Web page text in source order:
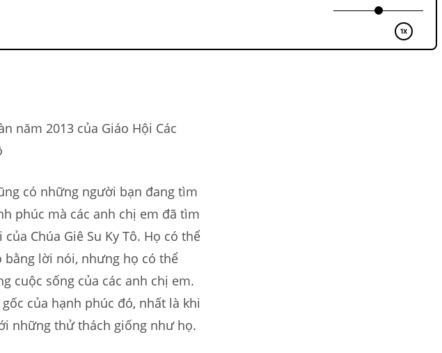
năm 2013 của Giáo Hội Các
có những người bạn đang tìm
phúc mà các anh chị em đã tìm
Chúa Giê Su Ky Tô. Họ có thể
bằng lời nói, nhưng họ có thể
cuộc sống của các anh chị em.
của hạnh phúc đó, nhất là khi
những thử thách giống như họ.